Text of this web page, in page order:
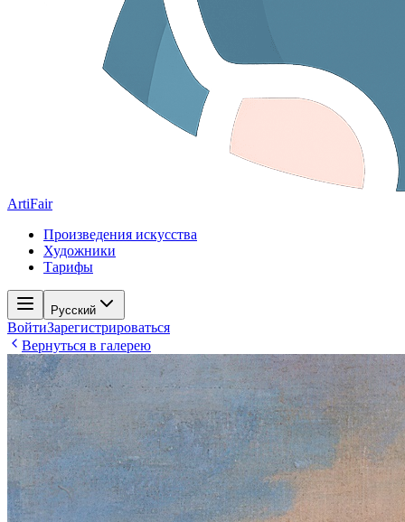
ArtiFair
Произведения искусства
Художники
Тарифы
Русский
ВойтиЗарегистрироваться
Вернуться в галерею